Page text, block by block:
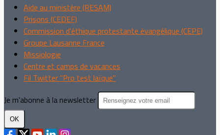
Aide au ministère (RESAM)
Prisons (CEDEF)
Commission d'éthique protestante évangélique (CEPE)
Groupe Lausanne France
Missiologie
Centre et camps de vacances
Fil Twitter "Pro test laïque"
Je m'abonne à la newsletter
OK